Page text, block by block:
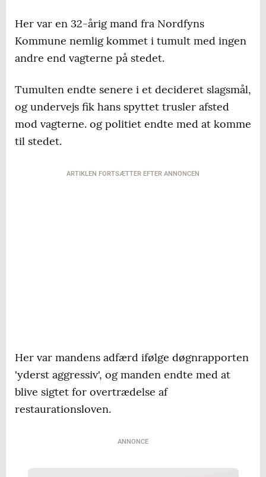
Her var en 32-årig mand fra Nordfyns
Kommune nemlig kommet i tumult med ingen
andre end vagterne på stedet.
Tumulten endte senere i et decideret slagsmål,
og undervejs fik hans spyttet trusler afsted
mod vagterne. og politiet endte med at komme
til stedet.
ARTIKLEN FORTSÆTTER EFTER ANNONCEN
Her var mandens adfærd ifølge døgnrapporten
'yderst aggressiv', og manden endte med at
blive sigtet for overtrædelse af
restaurationsloven.
ANNONCE